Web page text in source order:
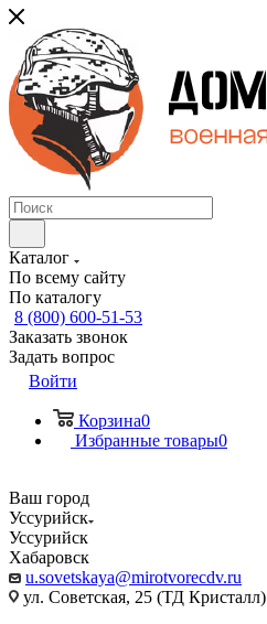
Каталог
По всему сайту
По каталогу
8 (800) 600-51-53
Заказать звонок
Задать вопрос
Войти
Корзина0
Избранные товары0
Ваш город
Уссурийск
Уссурийск
Хабаровск
u.sovetskaya@mirotvorecdv.ru
ул. Советская, 25 (ТД Кристалл)